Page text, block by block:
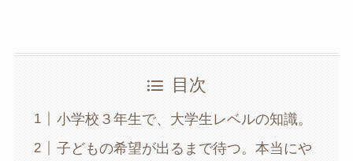
目次
小学校３年生で、大学生レベルの知識。
子どもの希望が出るまで待つ。本当にや